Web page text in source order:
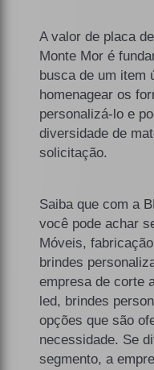
A valor de placa
Monte Mor é
busca de um item
homenagear os
personalizá-lo e
diversidade de
solicitação.
Saiba que com a
você pode achar
Móveis,
brindes
empresa de corte
led, brindes
opções que são
necessidade. Se
segmento, a